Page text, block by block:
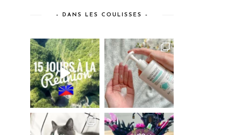
– DANS LES COULISSES –